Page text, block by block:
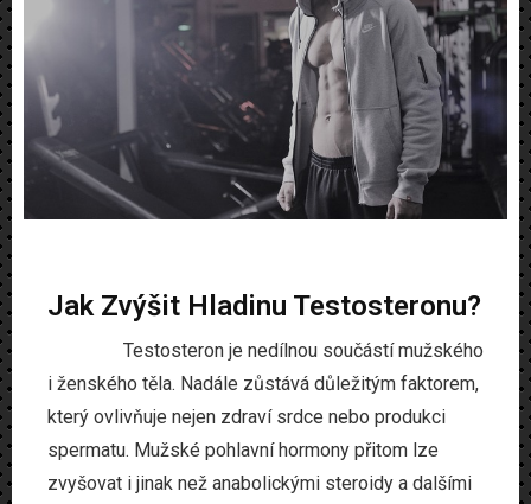
Jak Zvýšit Hladinu Testosteronu?
Testosteron je nedílnou součástí mužského
i ženského těla. Nadále zůstává důležitým faktorem,
který ovlivňuje nejen zdraví srdce nebo produkci
spermatu. Mužské pohlavní hormony přitom lze
zvyšovat i jinak než anabolickými steroidy a dalšími